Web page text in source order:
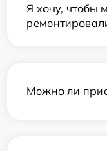
Я хочу, чтобы
Можно ли